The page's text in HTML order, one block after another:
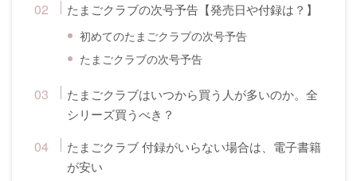
たまごクラブの次号予告【発売日や付録は？】
初めてのたまごクラブの次号予告
たまごクラブの次号予告
たまごクラブはいつから買う人が多いのか。全
シリーズ買うべき？
たまごクラブ 付録がいらない場合は、電子書籍
が安い